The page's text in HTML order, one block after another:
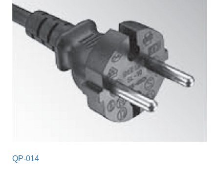
QP-014